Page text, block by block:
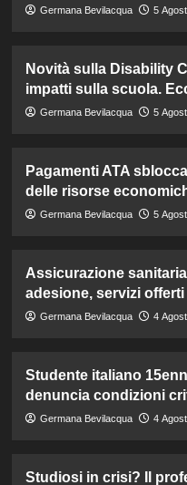
Germana Bevilacqua 5
Novità sulla Disability
impatti sulla scuola.
Germana Bevilacqua 5
Pagamenti ATA
delle risorse
Germana Bevilacqua 5
Assicurazione
adesione, servizi
Germana Bevilacqua 4
Studente italiano
denuncia condizioni
Germana Bevilacqua 4
Studiosi in crisi? Il